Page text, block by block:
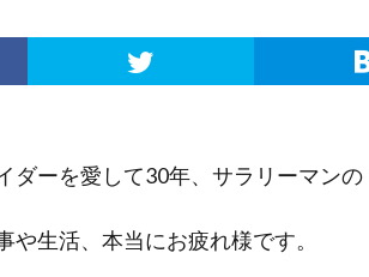
ダーを愛して30年、サラリーマンの
や生活、本当にお疲れ様です。